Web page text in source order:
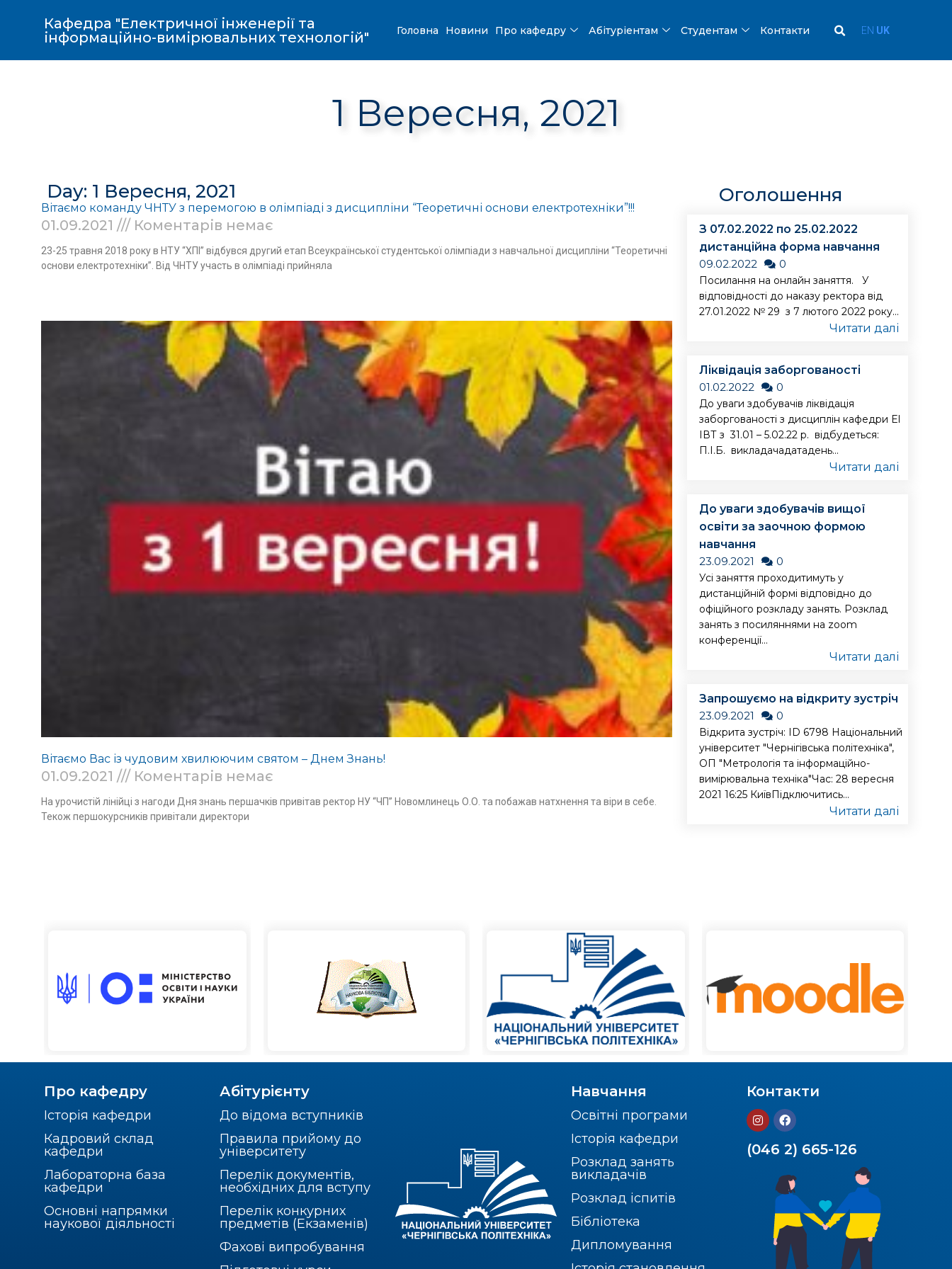
Кафедра "Електричної інженерії та
інформаційно-вимірювальних технологій"
Головна Новини Про кафедру Абітуріентам Студентам Контакти EN UK
1 Вересня, 2021
Day: 1 Вересня, 2021
Вітаємо команду ЧНТУ з перемогою в олімпіаді з дисципліни “Теоретичні основи електротехніки”!!!
01.09.2021 Коментарів немає
23-25 травня 2018 року в НТУ “ХПІ” відбувся другий етап Всеукраїнської студентської олімпіади з навчальної дисципліни “Теоретичні
основи електротехніки”. Від ЧНТУ участь в олімпіаді прийняла
Вітаємо Вас із чудовим хвилюючим святом – Днем Знань!
01.09.2021 Коментарів немає
На урочистій лінійці з нагоди Дня знань першачків привітав ректор НУ “ЧП” Новомлинець О.О. та побажав натхнення та віри в себе.
Текож першокурсників привітали директори
Оголошення
З 07.02.2022 по 25.02.2022
дистанційна форма навчання
09.02.2022
0
Посилання на онлайн заняття. У
відповідності до наказу ректора від
27.01.2022 № 29 з 7 лютого 2022 року...
Читати далі
Ліквідація заборгованості
01.02.2022
0
До уваги здобувачів ліквідація
заборгованості з дисциплін кафедри ЕІ
ІВТ з 31.01 – 5.02.22 р. відбудеться:
П.І.Б. викладачадатадень...
Читати далі
До уваги здобувачів вищої
освіти за заочною формою
навчання
23.09.2021
0
Усі заняття проходитимуть у
дистанційній формі відповідно до
офіційного розкладу занять. Розклад
занять з посиляннями на zoom
конференції...
Читати далі
Запрошуємо на відкриту зустріч
23.09.2021
0
Відкрита зустріч: ID 6798 Національний
університет "Чернігівська політехніка",
ОП "Метрологія та інформаційно-
вимірювальна техніка"Час: 28 вересня
2021 16:25 КиївПідключитись...
Читати далі
Про кафедру
Історія кафедри
Кадровий склад
кафедри
Лабораторна база
кафедри
Основні напрямки
наукової діяльності
Абітурієнту
До відома вступників
Правила прийому до
університету
Перелік документів,
необхідних для вступу
Перелік конкурних
предметів (Екзаменів)
Фахові випробування
Навчання
Освітні програми
Історія кафедри
Розклад занять
викладачів
Розклад іспитів
Бібліотека
Дипломування
Контакти
(046 2) 665-126